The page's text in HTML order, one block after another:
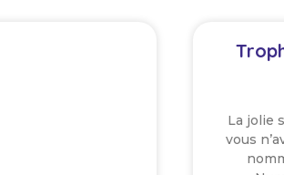
La jolie
vous